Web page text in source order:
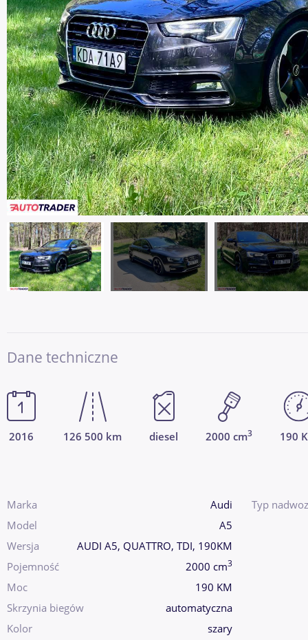
Dane techniczne
2016 126 500 km diesel 2000 cm3 190
Marka
Audi
Model
A5
Wersja
AUDI A5, QUATTRO, TDI, 190KM
Pojemność
2000 cm3
Moc
190 KM
Skrzynia biegów
automatyczna
Kolor
szary
Typ